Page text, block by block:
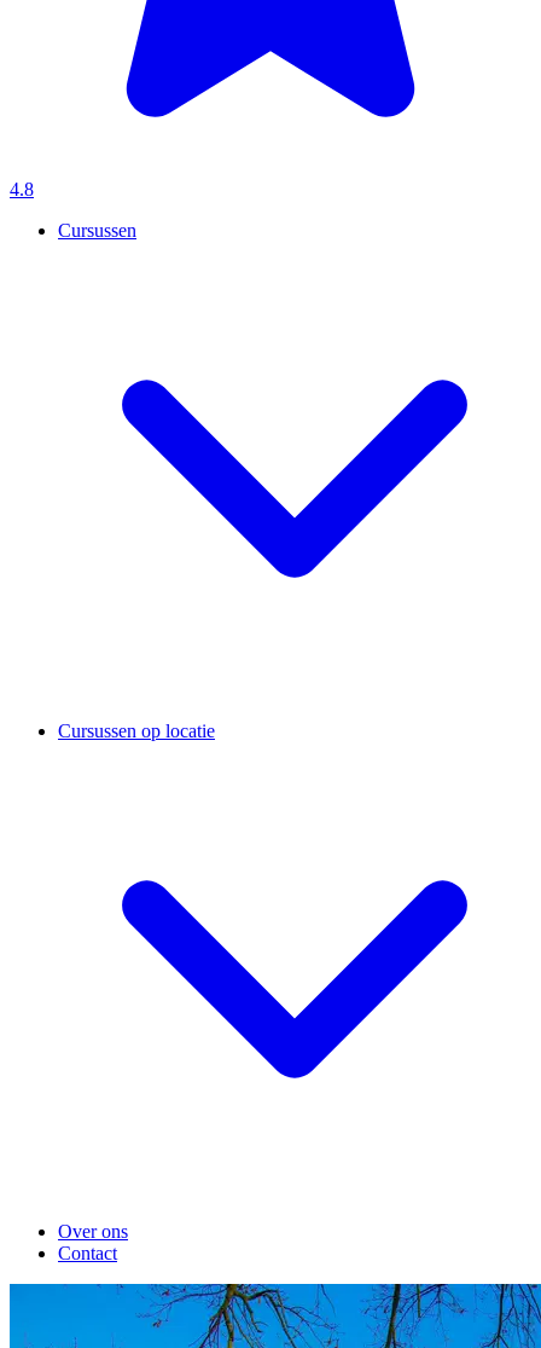
4.8
Cursussen
Cursussen op locatie
Over ons
Contact